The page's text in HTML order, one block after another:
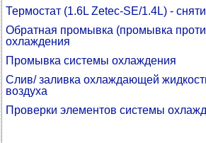
Термостат (1.6L Zetec-SE/1.4L) -
Обратная промывка (промывка
охлаждения
Промывка системы охлаждения
Слив/ заливка охлаждающей
воздуха
Проверки элементов системы